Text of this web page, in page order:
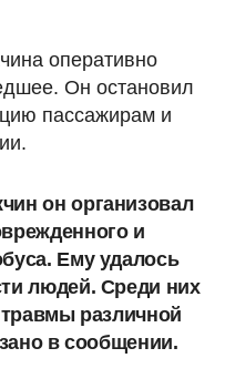
оперативно
Он остановил
пассажирам и
он организовал
и
Ему удалось
людей. Среди них
различной
в сообщении.